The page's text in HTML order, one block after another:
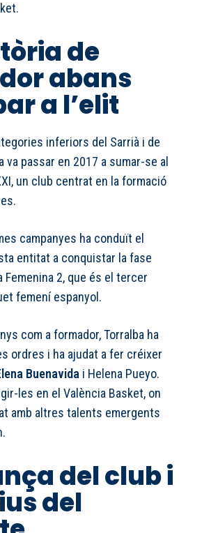
de
abans
a l’elit
inferiors del Sarrià i de
va passar en 2017 a sumar-se al
un club centrat en la formació
campanyes ha conduït el
entitat a conquistar la fase
Femenina 2, que és el tercer
femení espanyol.
com a formador, Torralba ha
ordres i ha ajudat a fer créixer
Buenavida i Helena Pueyo.
les en el València Basket, on
amb altres talents emergents
del club i
del